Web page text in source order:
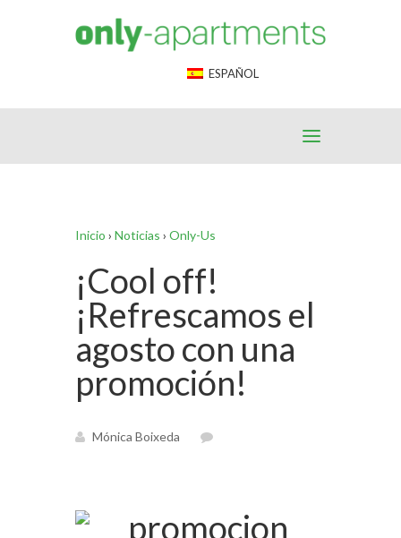
ESPAÑOL
Inicio › Noticias › Only-Us
¡Cool off!
¡Refrescamos el
agosto con una
promoción!
Mónica Boixeda